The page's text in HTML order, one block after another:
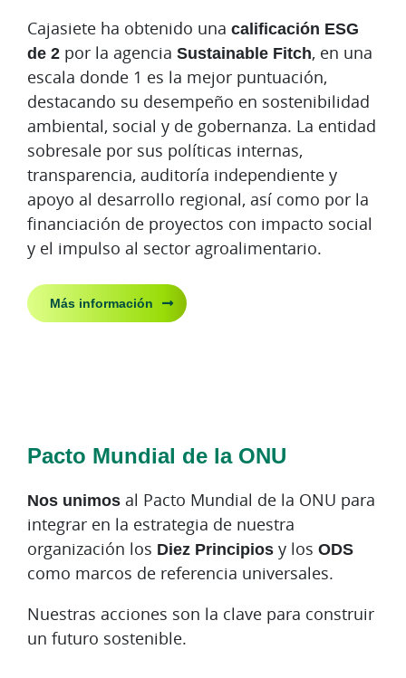
Cajasiete ha obtenido una calificación ESG
de 2 por la agencia Sustainable Fitch, en una
escala donde 1 es la mejor puntuación,
destacando su desempeño en sostenibilidad
ambiental, social y de gobernanza. La entidad
sobresale por sus políticas internas,
transparencia, auditoría independiente y
apoyo al desarrollo regional, así como por la
financiación de proyectos con impacto social
y el impulso al sector agroalimentario.
Más información
Pacto Mundial de la ONU
Nos unimos al Pacto Mundial de la ONU para
integrar en la estrategia de nuestra
organización los Diez Principios y los ODS
como marcos de referencia universales.
Nuestras acciones son la clave para construir
un futuro sostenible.